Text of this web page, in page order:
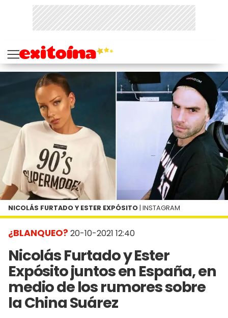
¿BLANQUEO? 20-10-2021 12:40
Nicolás Furtado y Ester
Expósito juntos en España, en
medio de los rumores sobre
la China Suárez
NICOLÁS FURTADO Y ESTER EXPÓSITO | INSTAGRAM